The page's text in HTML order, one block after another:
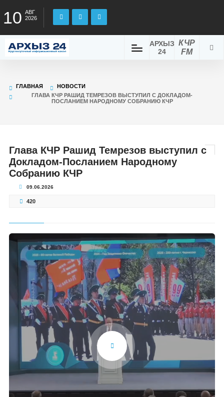
10 АВГ
2026
КЧР
FM
АРХЫЗ
24
ГЛАВНАЯ
НОВОСТИ
ГЛАВА КЧР РАШИД ТЕМРЕЗОВ ВЫСТУПИЛ С ДОКЛАДОМ-
ПОСЛАНИЕМ НАРОДНОМУ СОБРАНИЮ КЧР
Глава КЧР Рашид Темрезов выступил с
Докладом-Посланием Народному
Собранию КЧР
09.06.2026
420